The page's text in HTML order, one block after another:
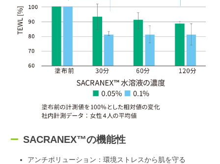
SACRANEX™の機能性
アンチポリューション：環境ストレスから肌を守る